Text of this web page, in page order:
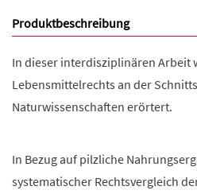
Produktbeschreibung
In dieser interdisziplinären Arbeit
Lebensmittelrechts an der
Naturwissenschaften erörtert.
In Bezug auf pilzliche
systematischer Rechtsvergleich